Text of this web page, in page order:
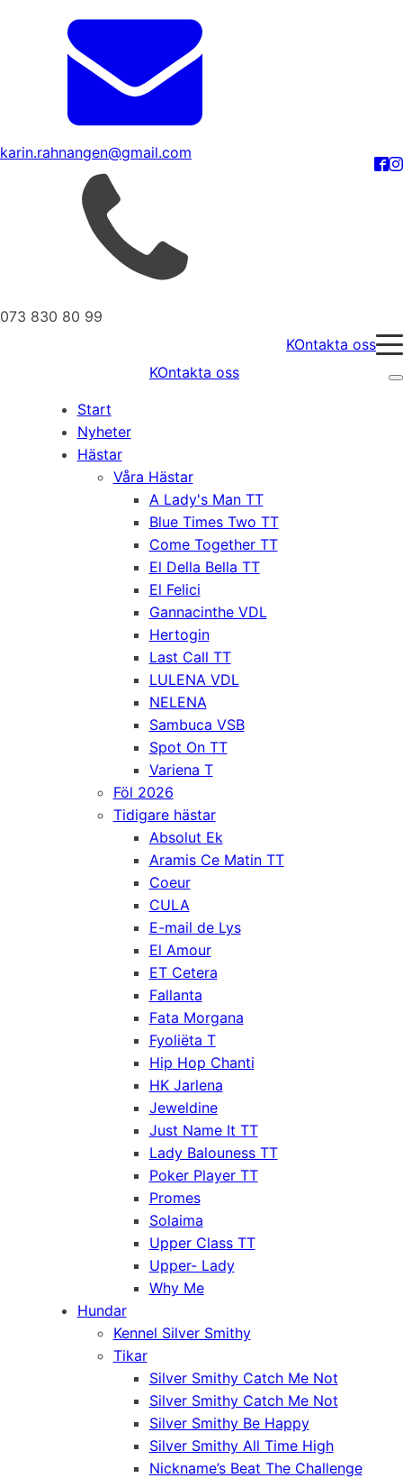
karin.rahnangen@gmail.com
073 830 80 99
KOntakta oss
KOntakta oss
Start
Nyheter
Hästar
Våra Hästar
A Lady's Man TT
Blue Times Two TT
Come Together TT
El Della Bella TT
El Felici
Gannacinthe VDL
Hertogin
Last Call TT
LULENA VDL
NELENA
Sambuca VSB
Spot On TT
Variena T
Föl 2026
Tidigare hästar
Absolut Ek
Aramis Ce Matin TT
Coeur
CULA
E-mail de Lys
El Amour
ET Cetera
Fallanta
Fata Morgana
Fyoliëta T
Hip Hop Chanti
HK Jarlena
Jeweldine
Just Name It TT
Lady Balouness TT
Poker Player TT
Promes
Solaima
Upper Class TT
Upper- Lady
Why Me
Hundar
Kennel Silver Smithy
Tikar
Silver Smithy Catch Me Not
Silver Smithy Catch Me Not
Silver Smithy Be Happy
Silver Smithy All Time High
Nickname’s Beat The Challenge